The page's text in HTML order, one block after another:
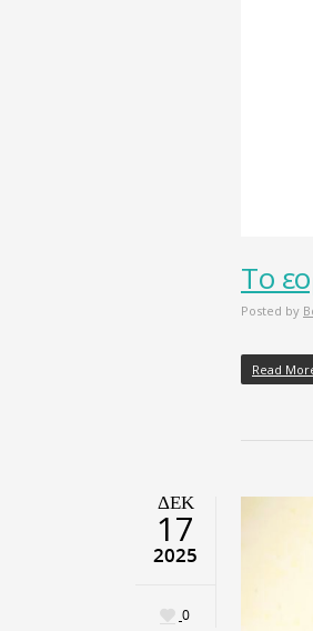
Το
Posted by
Read
ΔΕΚ
17
2025
0